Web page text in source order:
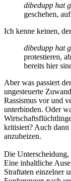
dibedupp hat
geschehen,
Ich kenne keinen,
dibedupp hat
protestieren,
bereits hier
Aber was passiert
ungesteuerte
Rassismus vor und
unterbinden. Oder
kritisiert? Auch
anzuheizen.
Die
Eine inhaltliche
Straftaten einzelner